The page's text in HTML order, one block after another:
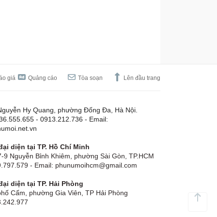
giá Quảng cáo Tòa soạn Lên đầu trang
Hy Quang, phường Đống Đa, Hà Nội.
- 0913.212.736 - Email:
diện tại TP. Hồ Chí Minh
9 Nguyễn Bỉnh Khiêm, phường Sài Gòn, TP.HCM
- Email: phunumoihcm@gmail.com
diện tại TP. Hải Phòng
Cấm, phường Gia Viên, TP Hải Phòng